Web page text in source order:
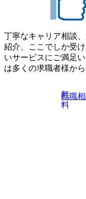
丁寧なキャリア相談
紹介、ここでしか受
いサービスにご満足
は多くの求職者様か
無
料
転職